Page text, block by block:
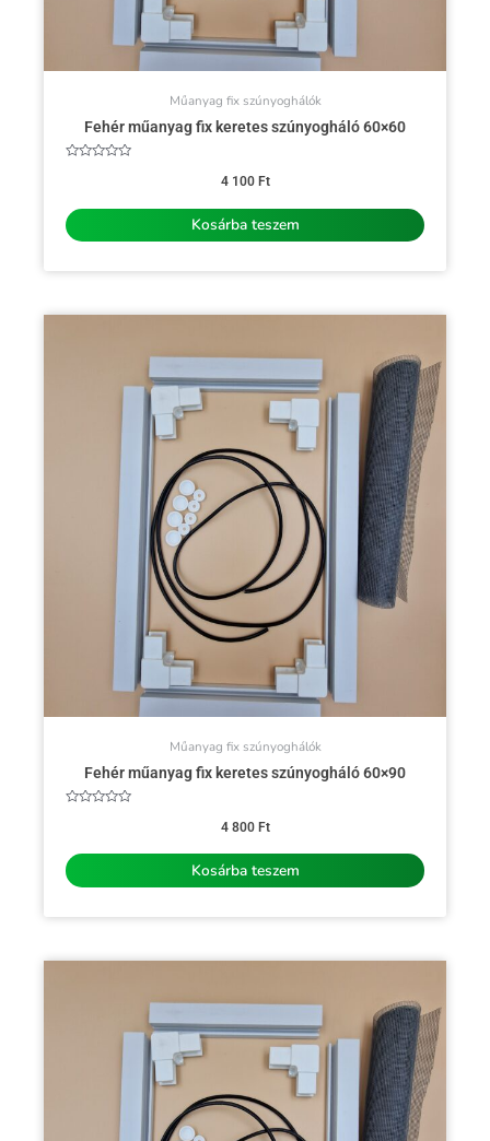
Műanyag fix szúnyoghálók
Fehér műanyag fix keretes szúnyogháló 60×60
4 100 Ft
Kosárba teszem
Műanyag fix szúnyoghálók
Fehér műanyag fix keretes szúnyogháló 60×90
4 800 Ft
Kosárba teszem